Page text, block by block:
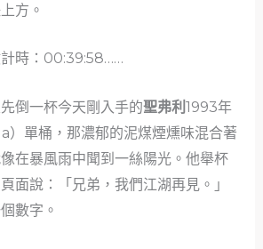
方。
時：00:39:58……
倒一杯今天剛入手的聖弗利 1993年
）單桶，那濃郁的泥煤煙燻味混合著
在暴風雨中聞到一絲陽光。他舉杯
面說：「兄弟，我們江湖再見。」
數字。